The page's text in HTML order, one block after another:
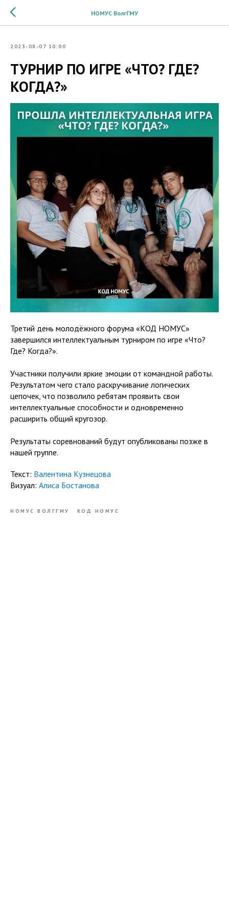
НОМУС ВолгГМУ
2023-08-07 10:00
ТУРНИР ПО ИГРЕ «ЧТО? ГДЕ?
КОГДА?»
Третий день молодёжного форума «КОД НОМУС»
завершился интеллектуальным турниром по игре «Что?
Где? Когда?».
Участники получили яркие эмоции от командной работы.
Результатом чего стало раскручивание логических
цепочек, что позволило ребятам проявить свои
интеллектуальные способности и одновременно
расширить общий кругозор.
Результаты соревнований будут опубликованы позже в
нашей группе.
Текст: Валентина Кузнецова
Визуал: Алиса Бостанова
НОМУС ВОЛГГМУ КОД НОМУС